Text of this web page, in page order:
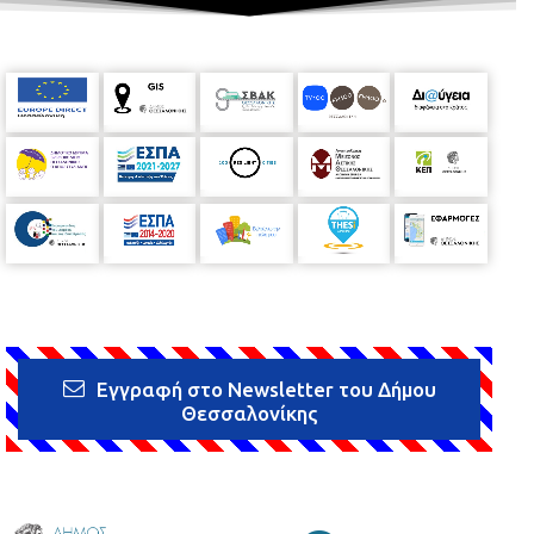
Εγγραφή στο Newsletter του Δήμου
Θεσσαλονίκης